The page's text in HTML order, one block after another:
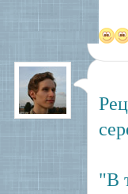
"В